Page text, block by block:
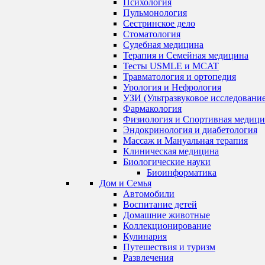
Психология
Пульмонология
Сестринское дело
Стоматология
Судебная медицина
Терапия и Семейная медицина
Тесты USMLE и MCAT
Травматология и ортопедия
Урология и Нефрология
УЗИ (Ультразвуковое
Фармакология
Физиология и Спортивная
Эндокринология и диабетология
Массаж и Мануальная терапия
Клиническая медицина
Биологические науки
Биоинформатика
Дом и Семья
Автомобили
Воспитание детей
Домашние животные
Коллекционирование
Кулинария
Путешествия и туризм
Развлечения